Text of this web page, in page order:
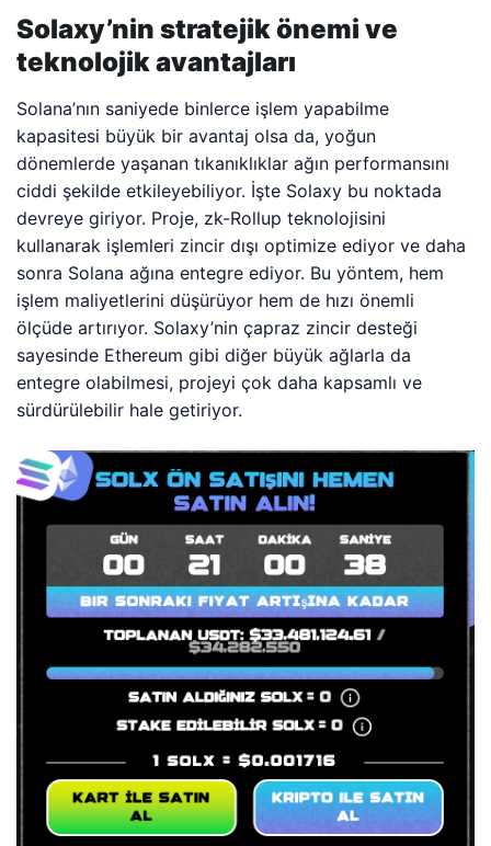
Solaxy’nin stratejik önemi ve
teknolojik avantajları
Solana’nın saniyede binlerce işlem yapabilme
kapasitesi büyük bir avantaj olsa da, yoğun
dönemlerde yaşanan tıkanıklıklar ağın performansını
ciddi şekilde etkileyebiliyor. İşte Solaxy bu noktada
devreye giriyor. Proje, zk-Rollup teknolojisini
kullanarak işlemleri zincir dışı optimize ediyor ve daha
sonra Solana ağına entegre ediyor. Bu yöntem, hem
işlem maliyetlerini düşürüyor hem de hızı önemli
ölçüde artırıyor. Solaxy’nin çapraz zincir desteği
sayesinde Ethereum gibi diğer büyük ağlarla da
entegre olabilmesi, projeyi çok daha kapsamlı ve
sürdürülebilir hale getiriyor.